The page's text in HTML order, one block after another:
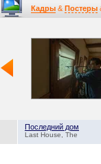
Кадры & Постеры
Последний дом
Last House, The